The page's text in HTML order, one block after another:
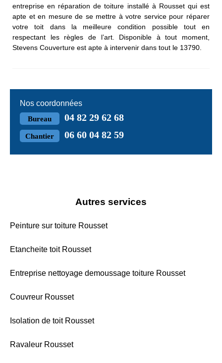
entreprise en réparation de toiture installé à Rousset qui est
apte et en mesure de se mettre à votre service pour réparer
votre toit dans la meilleure condition possible tout en
respectant les règles de l’art. Disponible à tout moment,
Stevens Couverture est apte à intervenir dans tout le 13790.
Nos coordonnées
Bureau 04 82 29 62 68
Chantier 06 60 04 82 59
Autres services
Peinture sur toiture Rousset
Etancheite toit Rousset
Entreprise nettoyage demoussage toiture Rousset
Couvreur Rousset
Isolation de toit Rousset
Ravaleur Rousset